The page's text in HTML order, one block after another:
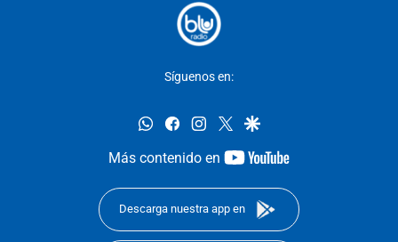
Síguenos en:
whatsappfacebookinstagram
twittergoogle
Más contenido en
youtube-
Descarga nuestra app en